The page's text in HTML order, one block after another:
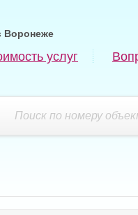
Воронеже
услуг
Поиск по номеру